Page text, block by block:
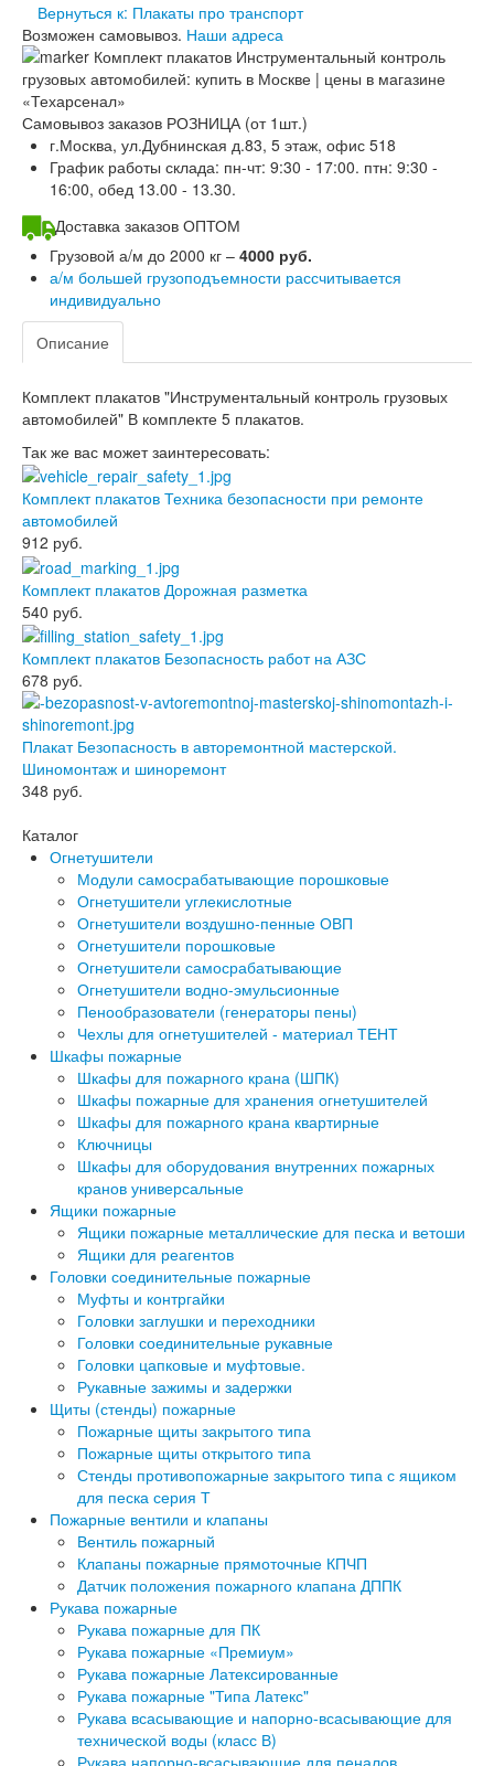
Сертификаты
Вопрос-Ответ
Контакты
Вернуться к: Плакаты про транспорт
Возможен самовывоз. Наши адреса
Самовывоз заказов РОЗНИЦА (от 1шт.)
г.Москва, ул.Дубнинская д.83, 5 этаж, офис 518
График работы склада: пн-чт: 9:30 - 17:00. птн: 9:30 -
16:00, обед 13.00 - 13.30.
Доставка заказов ОПТОМ
Грузовой а/м до 2000 кг – 4000 руб.
а/м большей грузоподъемности рассчитывается
индивидуально
Описание
Комплект плакатов "Инструментальный контроль грузовых
автомобилей" В комплекте 5 плакатов.
Так же вас может заинтересовать:
Комплект плакатов Техника безопасности при ремонте
автомобилей
912 руб.
Комплект плакатов Дорожная разметка
540 руб.
Комплект плакатов Безопасность работ на АЗС
678 руб.
Плакат Безопасность в авторемонтной мастерской.
Шиномонтаж и шиноремонт
348 руб.
Каталог
Огнетушители
Модули самосрабатывающие порошковые
Огнетушители углекислотные
Огнетушители воздушно-пенные ОВП
Огнетушители порошковые
Огнетушители самосрабатывающие
Огнетушители водно-эмульсионные
Пенообразователи (генераторы пены)
Чехлы для огнетушителей - материал ТЕНТ
Шкафы пожарные
Шкафы для пожарного крана (ШПК)
Шкафы пожарные для хранения огнетушителей
Шкафы для пожарного крана квартирные
Ключницы
Шкафы для оборудования внутренних пожарных
кранов универсальные
Ящики пожарные
Ящики пожарные металлические для песка и ветоши
Ящики для реагентов
Головки соединительные пожарные
Муфты и контргайки
Головки заглушки и переходники
Головки соединительные рукавные
Головки цапковые и муфтовые.
Рукавные зажимы и задержки
Щиты (стенды) пожарные
Пожарные щиты закрытого типа
Пожарные щиты открытого типа
Стенды противопожарные закрытого типа с ящиком
для песка серия Т
Пожарные вентили и клапаны
Вентиль пожарный
Клапаны пожарные прямоточные КПЧП
Датчик положения пожарного клапана ДППК
Рукава пожарные
Рукава пожарные для ПК
Рукава пожарные «Премиум»
Рукава пожарные Латексированные
Рукава пожарные "Типа Латекс"
Рукава всасывающие и напорно-всасывающие для
технической воды (класс В)
Рукава напорно-всасывающие для пеналов